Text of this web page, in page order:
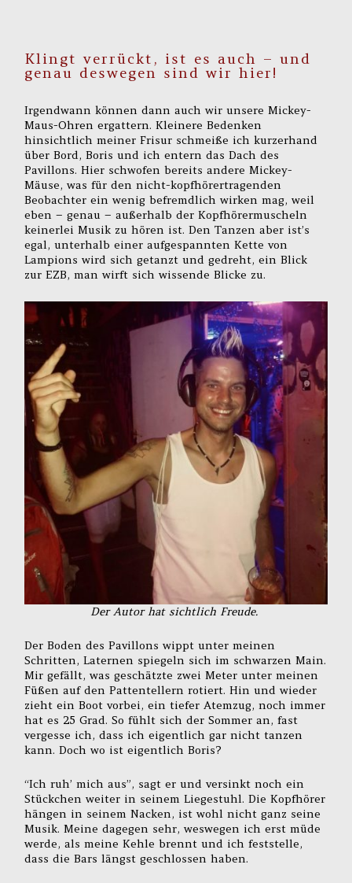
Klingt verrückt, ist es auch – und
genau deswegen sind wir hier!
Irgendwann können dann auch wir unsere Mickey-
Maus-Ohren ergattern. Kleinere Bedenken
hinsichtlich meiner Frisur schmeiße ich kurzerhand
über Bord, Boris und ich entern das Dach des
Pavillons. Hier schwofen bereits andere Mickey-
Mäuse, was für den nicht-kopfhörertragenden
Beobachter ein wenig befremdlich wirken mag, weil
eben – genau – außerhalb der Kopfhörermuscheln
keinerlei Musik zu hören ist. Den Tanzen aber ist’s
egal, unterhalb einer aufgespannten Kette von
Lampions wird sich getanzt und gedreht, ein Blick
zur EZB, man wirft sich wissende Blicke zu.
Der Autor hat sichtlich Freude.
Der Boden des Pavillons wippt unter meinen
Schritten, Laternen spiegeln sich im schwarzen Main.
Mir gefällt, was geschätzte zwei Meter unter meinen
Füßen auf den Pattentellern rotiert. Hin und wieder
zieht ein Boot vorbei, ein tiefer Atemzug, noch immer
hat es 25 Grad. So fühlt sich der Sommer an, fast
vergesse ich, dass ich eigentlich gar nicht tanzen
kann. Doch wo ist eigentlich Boris?
“Ich ruh’ mich aus”, sagt er und versinkt noch ein
Stückchen weiter in seinem Liegestuhl. Die Kopfhörer
hängen in seinem Nacken, ist wohl nicht ganz seine
Musik. Meine dagegen sehr, weswegen ich erst müde
werde, als meine Kehle brennt und ich feststelle,
dass die Bars längst geschlossen haben.